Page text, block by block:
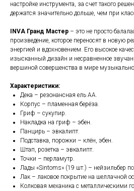
настройке инструмента, за счет такого
держатся значительно дольше, чем при
INVA Гранд Мастер – это не просто
произведение, которое переносят в новую
энергией и вдохновением. Его высокое
изысканный дизайн и несравненное
вершиной совершенства в мире
Характеристики:
Дека – резонансная ель АА.
Корпус – пламенная берёза.
Гриф – сукупир.
Накладка на гриф – эбен.
Панцирь – эвкалипт.
Подставка, порожки – клён, эбен.
Штап, розетка – эвкалипт.
Точки – перламутр.
Лады «Sintoms» (19 шт.) – нейзильбер
Лак – лаковое покрытие на шеллачной
Колковая механика с металлическими